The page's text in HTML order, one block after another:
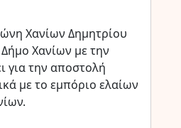
Χανίων Δημητρίου
Χανίων με την
για την αποστολή
με το εμπόριο ελαίων